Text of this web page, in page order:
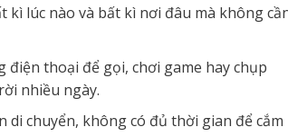
lúc nào và bất kì nơi đâu mà không
thoại để gọi, chơi game hay chụp
nhiều ngày.
chuyển, không có đủ thời gian để cắm